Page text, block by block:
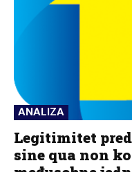
ANALIZA
Legitimitet
sine qua non